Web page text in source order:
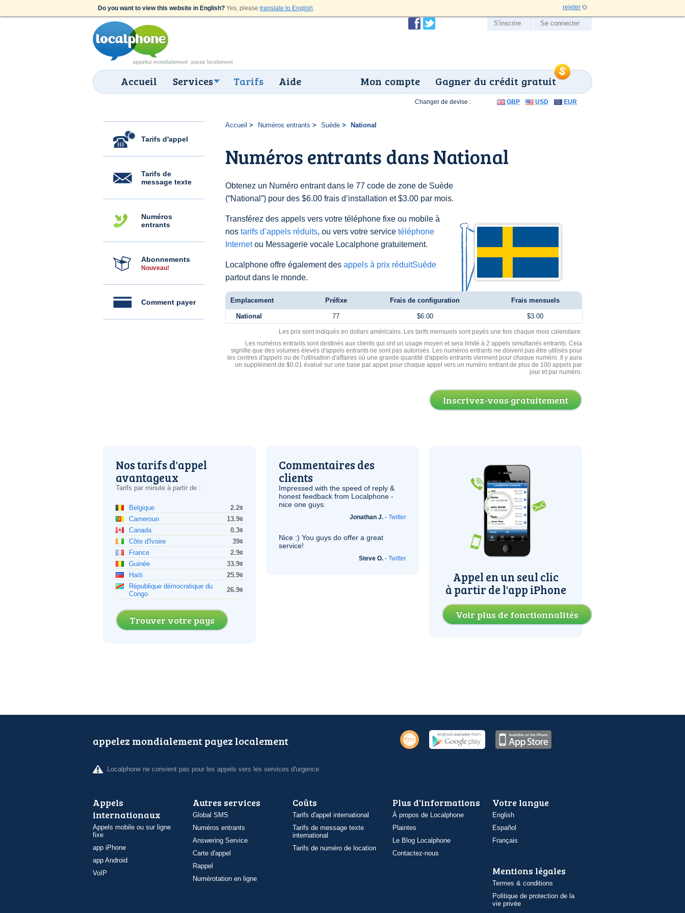
Do you want to view this website in English? Yes, please translate to English. rejeter
Accueil Services Tarifs Aide Gagner du crédit gratuit
Mon compte
S'inscrire Se connecter
Tarifs d'appel
Tarifs de
message texte
Numéros
entrants
Abonnements
Nouveau!
Comment payer
Accueil Numéros entrants Suède National
Numéros entrants dans National
Obtenez un Numéro entrant dans le 77 code de zone de Suède
(“National”) pour des $6.00 frais d’installation et $3.00 par mois.
Transférez des appels vers votre téléphone fixe ou mobile à
nos tarifs d’appels réduits, ou vers votre service téléphone
Internetou Messagerie vocale Localphone gratuitement.
Localphone offre également des appels à prix réduitSuède
partout dans le monde.
Changer de devise : GBP USD EUR
Emplacement Préfixe Frais de configuration Frais mensuels
National 77 $6.00 $3.00
Les prix sont indiqués en dollars américains. Les tarifs mensuels sont payés une fois chaque mois calendaire.
Les numéros entrants sont destinés aux clients qui ont un usage moyen et sera limité à 2 appels simultanés entrants. Cela
signifie que des volumes élevés d'appels entrants ne sont pas autorisés. Les numéros entrants ne doivent pas être utilisés pour
les centres d'appels ou de l'utilisation d'affaires où une grande quantité d'appels entrants viennent pour chaque numéro. Il y aura
un supplément de $0.01 évalué sur une base par appel pour chaque appel vers un numéro entrant de plus de 100 appels par
jour et par numéro.
Inscrivez-vous gratuitement
Nos tarifs d'appel
avantageux
Tarifs par minute à partir de :
Belgique
2.2¢
Cameroun
13.9¢
Canada
0.3¢
Côte d'Ivoire
39¢
France
2.9¢
Guinée
33.9¢
Haïti
25.9¢
République démocratique du
Congo
26.9¢
Trouver votre pays
Commentaires des
clients
Impressed with the speed of reply &
honest feedback from Localphone -
nice one guys.
Jonathan J. - Twitter
Nice :) You guys do offer a great
service!
Steve O. - Twitter
Appel en un seul clic
à partir de l'app iPhone
Voir plus de fonctionnalités
appelez mondialement payez localement
Localphone ne convient pas pour les appels vers les services d'urgence
Appels
internationaux
Appels mobile ou sur ligne
fixe
app iPhone
app Android
VoIP
Autres services
Global SMS
Numéros entrants
Answering Service
Carte d'appel
Rappel
Numérotation en ligne
Coûts
Tarifs d'appel international
Tarifs de message texte
international
Tarifs de numéro de location
Plus d'informations
À propos de Localphone
Plaintes
Le Blog Localphone
Contactez-nous
Votre langue
English
Español
Français
Mentions légales
Termes & conditions
Politique de protection de la
vie privée